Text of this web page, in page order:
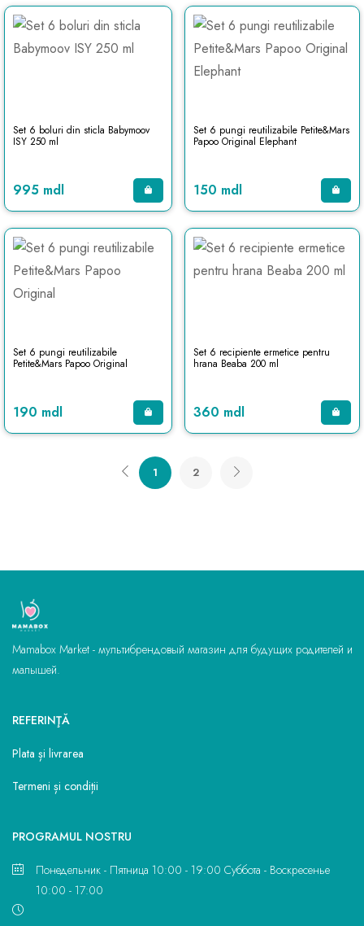
Set 6 boluri din sticla Babymoov
ISY 250 ml
995 mdl
Set 6 pungi reutilizabile Petite&Mars
Papoo Original Elephant
150 mdl
Set 6 pungi reutilizabile
Petite&Mars Papoo Original
190 mdl
Set 6 recipiente ermetice pentru
hrana Beaba 200 ml
360 mdl
1 2
Mamabox Market - мультибрендовый магазин для будущих родителей и
малышей.
REFERINŢĂ
Plata și livrarea
Termeni și condiții
PROGRAMUL NOSTRU
Понедельник - Пятница 10:00 - 19:00 Суббота - Воскресенье
10:00 - 17:00